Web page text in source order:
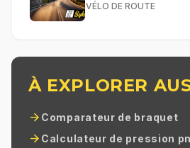
VÉLO DE ROUTE
À EXPLORER
arrow_forward Comparateur de braquet
arrow_forward Calculateur de pression